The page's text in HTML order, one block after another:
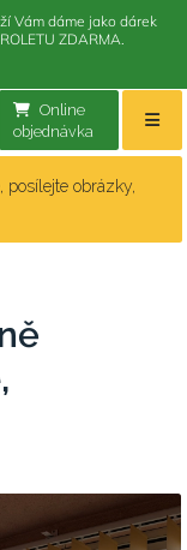
Online
objednávka
posílejte obrázky,
Vám dáme jako dárek
ZDARMA.